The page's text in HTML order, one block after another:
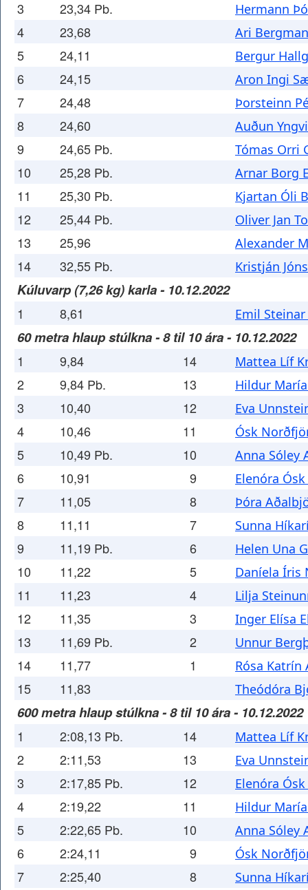
3 23,34 Pb. Hermann
4 23,68 Ari
5 24,11 Bergur
6 24,15 Aron Ingi
7 24,48 Þorsteinn
8 24,60 Auðun
9 24,65 Pb. Tómas Orri
10 25,28 Pb. Arnar Borg
11 25,30 Pb. Kjartan Óli
12 25,44 Pb. Oliver Jan
13 25,96 Alexander
14 32,55 Pb. Kristján
Kúluvarp (7,26 kg) karla - 10.12.2022
1 8,61 Emil
60 metra hlaup stúlkna - 8 til 10 ára - 10.12.2022
1 9,84 14 Mattea Líf
2 9,84 Pb. 13 Hildur
3 10,40 12 Eva
4 10,46 11 Ósk
5 10,49 Pb. 10 Anna Sóley
6 10,91 9 Elenóra
7 11,05 8 Þóra
8 11,11 7 Sunna
9 11,19 Pb. 6 Helen Una
10 11,22 5 Daníela Íris
11 11,23 4 Lilja
12 11,35 3 Inger Elísa
13 11,69 Pb. 2 Unnur
14 11,77 1 Rósa
15 11,83 Theódóra
600 metra hlaup stúlkna - 8 til 10 ára - 10.12.2022
1 2:08,13 Pb. 14 Mattea Líf
2 2:11,53 13 Eva
3 2:17,85 Pb. 12 Elenóra
4 2:19,22 11 Hildur
5 2:22,65 Pb. 10 Anna Sóley
6 2:24,11 9 Ósk
7 2:25,40 8 Sunna